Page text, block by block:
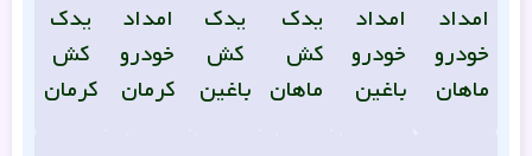
امداد
خودرو
ماهان
امداد
خودرو
باغین
یدک
کش
ماهان
یدک
کش
باغین
امداد
خودرو
کرمان
یدک
کش
کرمان